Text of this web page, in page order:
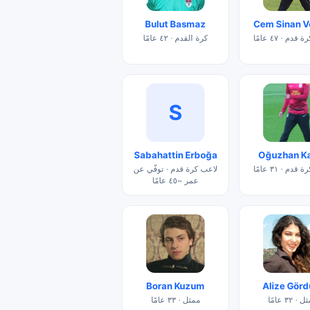
Cem Sinan
· ٤٧ عامًا
Bulut Basmaz
كرة القدم · ٤٢ عامًا
Oğuzhan
· ٣١ عامًا
S
Sabahattin Erboğa
لاعب كرة قدم · توفّي عن
عمر ~٤٥ عامًا
Alize
· ٣٢ عامًا
Boran Kuzum
ممثل · ٣٣ عامًا